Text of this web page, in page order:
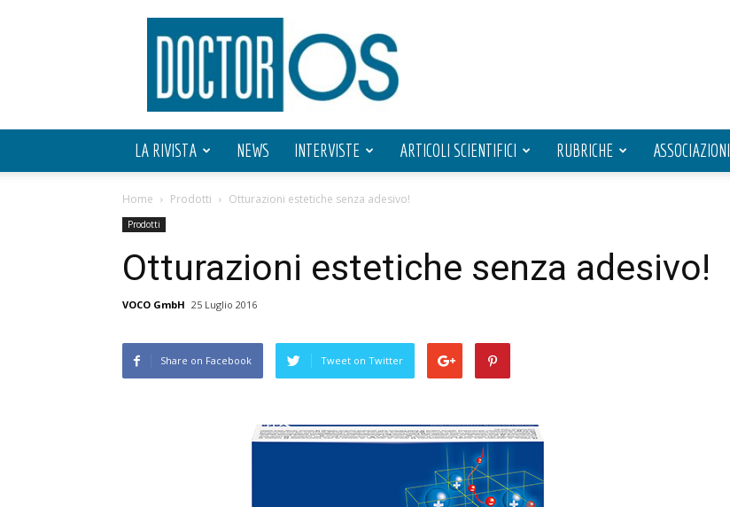
Doctor
OS
LA RIVISTA NEWS INTERVISTE ARTICOLI SCIENTIFICI RUBRICHE ASSOCIAZIONI
Home Prodotti Otturazioni estetiche senza adesivo!
Prodotti
Otturazioni estetiche senza adesivo!
VOCO GmbH 25 Luglio 2016
Share on Facebook Tweet on Twitter